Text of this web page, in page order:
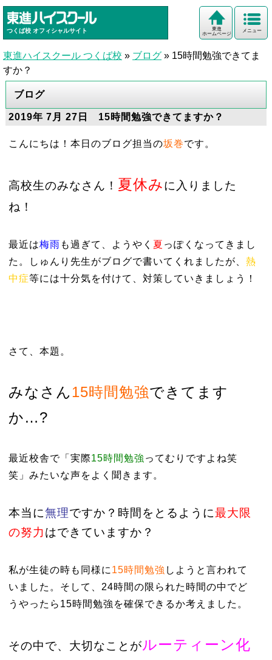
つくば校 オフィシャルサイト メニュー
東進
ホームページ
東進ハイスクール つくば校 » ブログ » 15時間勉強できてま
すか？
ブログ
2019年 7月 27日 15時間勉強できてますか？
こんにちは！本日のブログ担当の坂巻です。
高校生のみなさん！ 夏休みに入りました
ね！
最近は梅雨 も過ぎて、ようやく 夏 っぽくなってきまし
た。しゅんり先生がブログで書いてくれましたが、 熱
中症等には十分気を付けて、対策していきましょう！
さて、本題。
みなさん15時間勉強できてます
か…?
最近校舎で「実際15時間勉強 ってむりですよね笑
笑」みたいな声をよく聞きます。
本当に無理ですか？ 時間をとるように最大限
の努力はできていますか？
私が生徒の時も同様に 15時間勉強 しようと言われて
いました。そして、24時間の限られた時間の中でど
うやったら15時間勉強を確保できるか考えました。
その中で、大切なことがルーティーン化